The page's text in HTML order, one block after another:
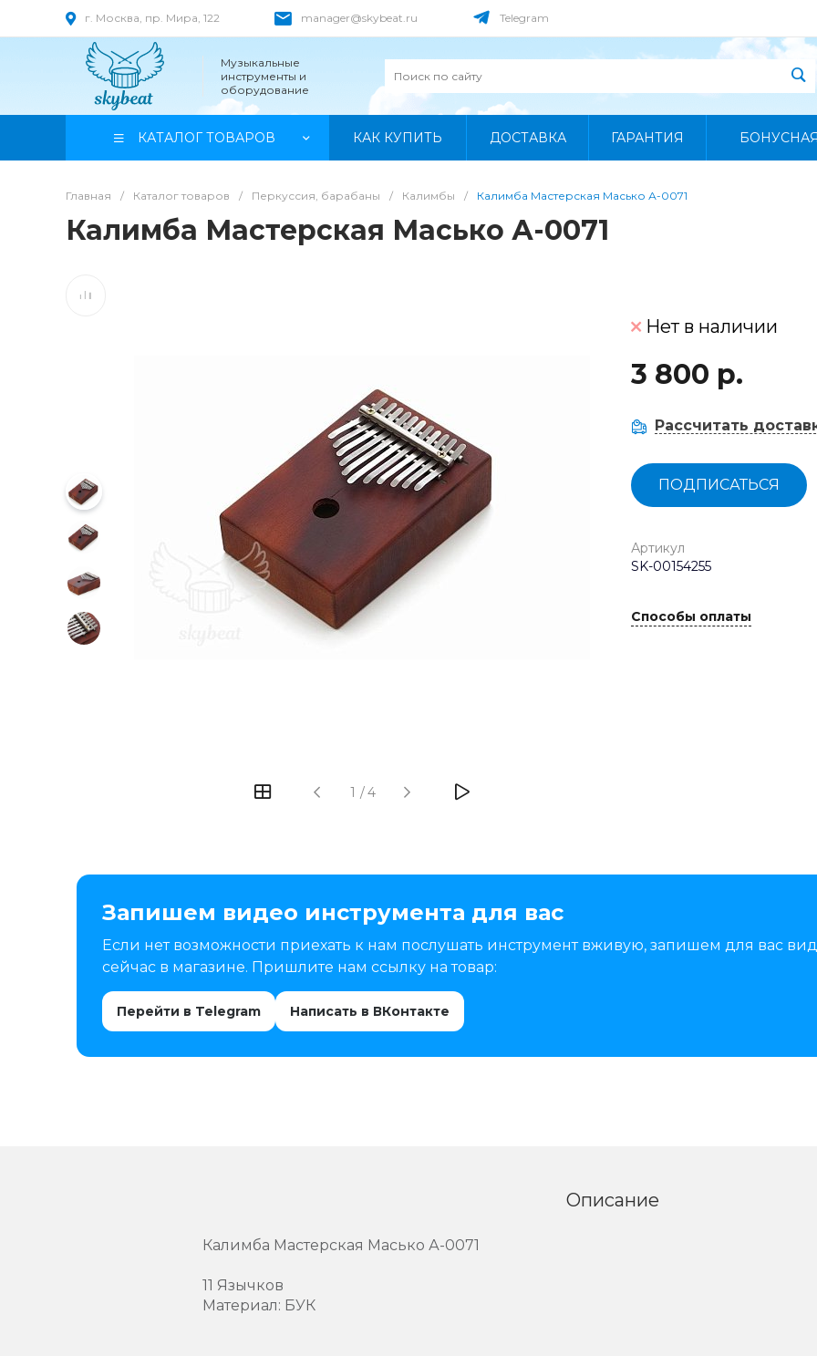
г. Москва, пр. Мира, 122 manager@skybeat.ru Telegram
Музыкальные
инструменты и
оборудование
КАТАЛОГ ТОВАРОВ КАК КУПИТЬ ДОСТАВКА ГАРАНТИЯ
Главная / Каталог товаров / Перкуссия, барабаны / Калимбы / Калимба Мастерская Масько А-0071
Калимба Мастерская Масько А-0071
1 /4
Нет в наличии
3 800 р.
Рассчитать
ПОДПИСАТЬСЯ
Артикул
SK-00154255
Способы оплаты
Запишем видео инструмента для вас
Если нет возможности приехать к нам послушать инструмент вживую, запишем для вас
сейчас в магазине. Пришлите нам ссылку на товар:
Перейти в Telegram Написать в ВКонтакте
Описание
Калимба Мастерская Масько А-0071
11 Язычков
Материал: БУК